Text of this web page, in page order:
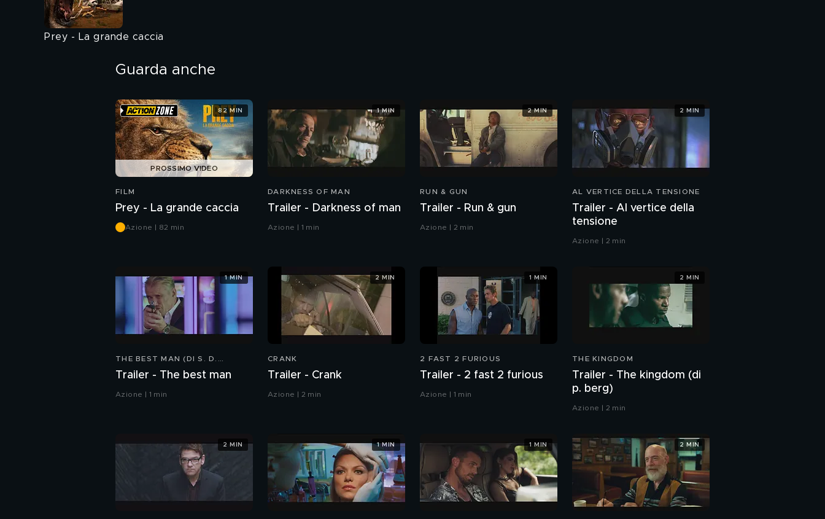
Prey - La grande caccia
Guarda anche
PROSSIMO VIDEO
FILM
Prey - La grande caccia
Azione | 82 min
82 MIN
DARKNESS OF MAN
Trailer - Darkness of man
Azione | 1 min
1 MIN
RUN & GUN
Trailer - Run & gun
Azione | 2 min
2 MIN
AL VERTICE DELLA TENSIONE
Trailer - Al vertice della
tensione
Azione | 2 min
2 MIN
THE BEST MAN (DI S. D.
Trailer - The best man
Azione | 1 min
1 MIN
CRANK
Trailer - Crank
Azione | 2 min
2 MIN
2 FAST 2 FURIOUS
Trailer - 2 fast 2 furious
Azione | 1 min
1 MIN
THE KINGDOM
Trailer - The kingdom (di
p. berg)
Azione | 2 min
2 MIN
2 MIN 1 MIN 1 MIN 2 MIN